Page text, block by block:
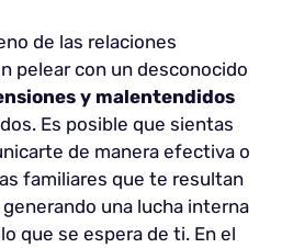
de las relaciones
pelear con un desconocido
y malentendidos
Es posible que sientas
de manera efectiva o
familiares que te resultan
una lucha interna
que se espera de ti. En el